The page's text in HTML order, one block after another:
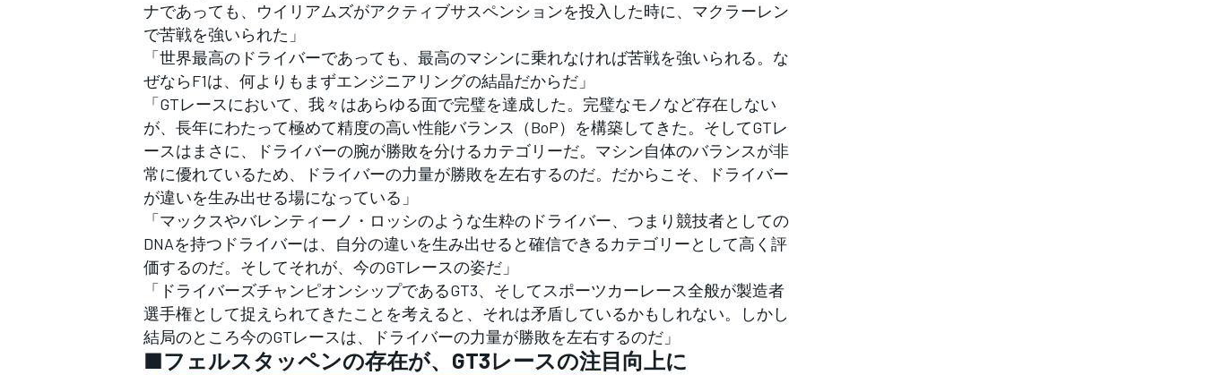
すべてのカテゴリー
ナであっても、ウイリアムズがアクティブサスペンションを投入した時に、マクラーレン
で苦戦を強いられた」
「世界最高のドライバーであっても、最高のマシンに乗れなければ苦戦を強いられる。な
ぜならF1は、何よりもまずエンジニアリングの結晶だからだ」
「GTレースにおいて、我々はあらゆる面で完璧を達成した。完璧なモノなど存在しない
が、長年にわたって極めて精度の高い性能バランス（BoP）を構築してきた。そしてGTレ
ースはまさに、ドライバーの腕が勝敗を分けるカテゴリーだ。マシン自体のバランスが非
常に優れているため、ドライバーの力量が勝敗を左右するのだ。だからこそ、ドライバー
が違いを生み出せる場になっている」
「マックスやバレンティーノ・ロッシのような生粋のドライバー、つまり競技者としての
DNAを持つドライバーは、自分の違いを生み出せると確信できるカテゴリーとして高く評
価するのだ。そしてそれが、今のGTレースの姿だ」
「ドライバーズチャンピオンシップであるGT3、そしてスポーツカーレース全般が製造者
選手権として捉えられてきたことを考えると、それは矛盾しているかもしれない。しかし
結局のところ今のGTレースは、ドライバーの力量が勝敗を左右するのだ」
■フェルスタッペンの存在が、GT3レースの注目向上に